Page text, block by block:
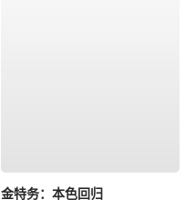
金特务：本色回归